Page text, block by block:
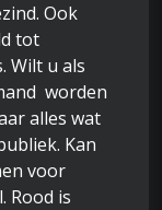
Ook
tot
Wilt u als
worden
alles wat
Kan
voor
Rood is